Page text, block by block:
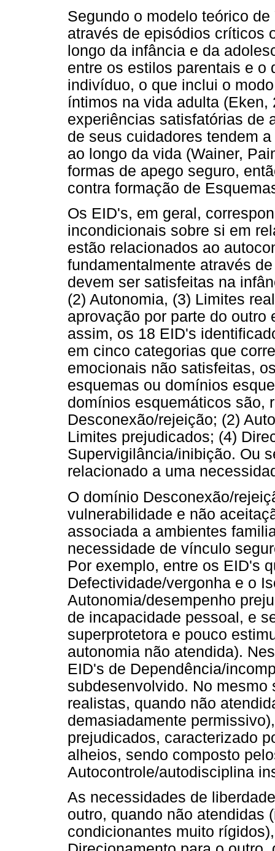
Segundo o modelo teórico
através de episódios críticos
longo da infância e da
entre os estilos parentais e
indivíduo, o que inclui o
íntimos na vida adulta
experiências satisfatórias de
de seus cuidadores tendem
ao longo da vida (Wainer,
formas de apego seguro,
contra formação de
Os EID's, em geral,
incondicionais sobre si em
estão relacionados ao
fundamentalmente através
devem ser satisfeitas na
(2) Autonomia, (3) Limites
aprovação por parte do outro
assim, os 18 EID's
em cinco categorias que
emocionais não satisfeitas,
esquemas ou domínios
domínios esquemáticos são,
Desconexão/rejeição; (2)
Limites prejudicados; (4)
Supervigilância/inibição. Ou
relacionado a uma
O domínio Desconexão/
vulnerabilidade e não
associada a ambientes
necessidade de vínculo
Por exemplo, entre os EID's
Defectividade/vergonha e o
Autonomia/desempenho
de incapacidade pessoal, e
superprotetora e pouco
autonomia não atendida).
EID's de Dependência/
subdesenvolvido. No
realistas, quando não
demasiadamente
prejudicados, caracterizado
alheios, sendo composto
Autocontrole/autodisciplina
As necessidades de
outro, quando não atendidas
condicionantes muito